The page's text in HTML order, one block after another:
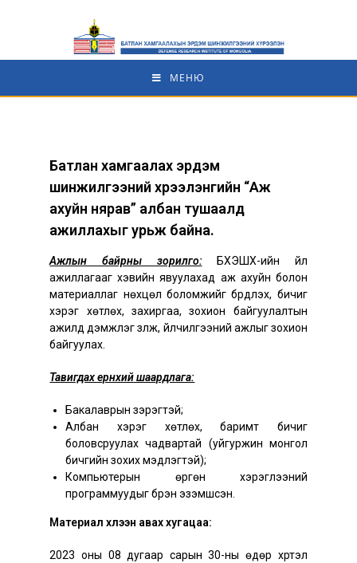
МЕНЮ
Батлан хамгаалах эрдэм
шинжилгээний хүрээлэнгийн “Аж
ахуйн нярав” албан тушаалд
ажиллахыг урьж байна.
Ажлын байрны зорилго:БХЭШХ-ийн үйл
ажиллагааг хэвийн явуулахад аж ахуйн болон
материаллаг нөхцөл боломжийг бүрдүүлэх, бичиг
хэрэг хөтлөх, захиргаа, зохион байгуулалтын
ажилд дэмжлэг үзүүлж, үйлчилгээний ажлыг зохион
байгуулах.
Тавигдах ерөнхий шаардлага:
Бакалаврын зэрэгтэй;
Албан хэрэг хөтлөх, баримт бичиг
боловсруулах чадвартай (уйгуржин монгол
бичгийн зохих мэдлэгтэй);
Компьютерын өргөн хэрэглээний
программуудыг бүрэн эзэмшсэн.
Материал хүлээн авах хугацаа:
2023 оны 08 дугаар сарын 30-ны өдөр хүртэл